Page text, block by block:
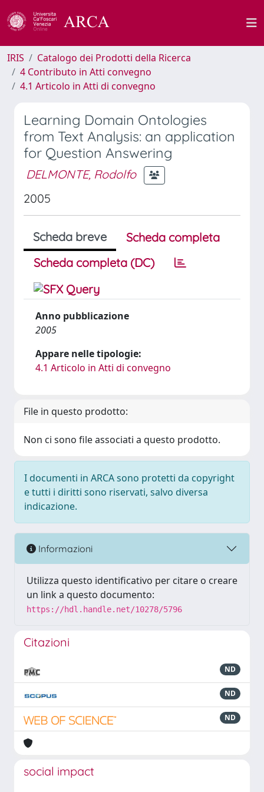
IRIS
Catalogo dei Prodotti della Ricerca
4 Contributo in Atti convegno
4.1 Articolo in Atti di convegno
Learning Domain Ontologies
from Text Analysis: an application
for Question Answering
DELMONTE, Rodolfo
2005
Scheda breve
Scheda completa
Scheda completa (DC)
Anno pubblicazione
2005
Appare nelle tipologie:
4.1 Articolo in Atti di convegno
File in questo prodotto:
Non ci sono file associati a questo prodotto.
I documenti in ARCA sono protetti da copyright
e tutti i diritti sono riservati, salvo diversa
indicazione.
Informazioni
Utilizza questo identificativo per citare o creare
un link a questo documento:
https://hdl.handle.net/10278/5796
Citazioni
ND
ND
ND
social impact